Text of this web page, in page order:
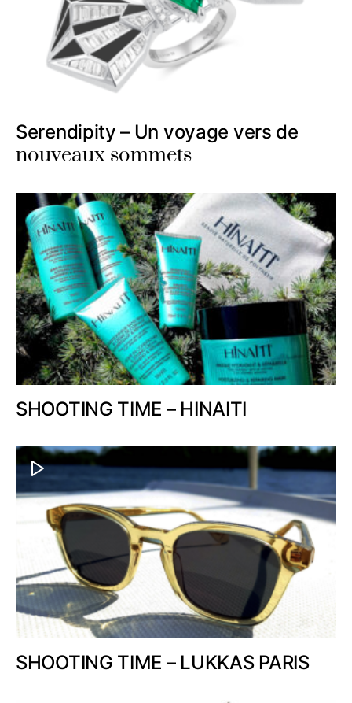
Serendipity – Un voyage vers de
nouveaux sommets
SHOOTING TIME – HINAITI
SHOOTING TIME – LUKKAS PARIS